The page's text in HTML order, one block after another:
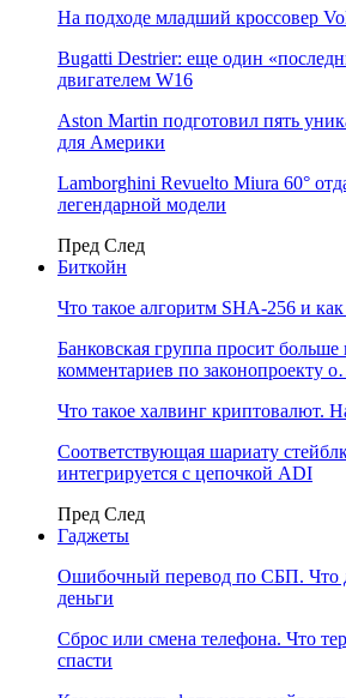
На подходе младший кроссовер
Bugatti Destrier: еще один
двигателем W16
Aston Martin подготовил пять
для Америки
Lamborghini Revuelto Miura 60°
легендарной модели
Пред След
Биткойн
Что такое алгоритм SHA-256 и
Банковская группа просит больше
комментариев по законопроекту
Что такое халвинг криптовалют.
Соответствующая шариату
интегрируется с цепочкой ADI
Пред След
Гаджеты
Ошибочный перевод по СБП. Что
деньги
Сброс или смена телефона. Что
спасти